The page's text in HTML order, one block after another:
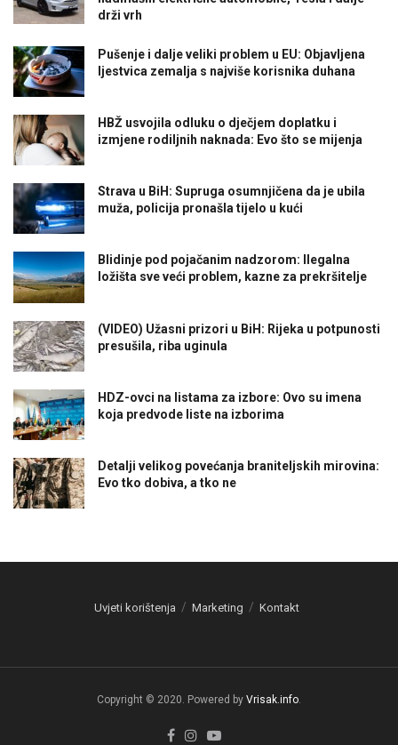
drži vrh
Pušenje i dalje veliki problem u EU: Objavljena
ljestvica zemalja s najviše korisnika duhana
HBŽ usvojila odluku o dječjem doplatku i
izmjene rodiljnih naknada: Evo što se mijenja
Strava u BiH: Supruga osumnjičena da je ubila
muža, policija pronašla tijelo u kući
Blidinje pod pojačanim nadzorom: Ilegalna
ložišta sve veći problem, kazne za prekršitelje
(VIDEO) Užasni prizori u BiH: Rijeka u potpunosti
presušila, riba uginula
HDZ-ovci na listama za izbore: Ovo su imena
koja predvode liste na izborima
Detalji velikog povećanja braniteljskih mirovina:
Evo tko dobiva, a tko ne
Uvjeti korištenja Marketing Kontakt
Copyright © 2020. Powered by Vrisak.info.